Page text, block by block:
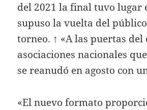
del 2021 la final tuvo lugar
supuso la vuelta del
torneo. ↑ «A las puertas del
asociaciones nacionales
se reanudó en agosto con
«El nuevo formato